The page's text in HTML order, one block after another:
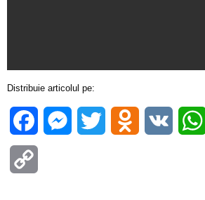
Distribuie articolul pe:
FacebookMessenger
Twitter Odnoklassniki
VK